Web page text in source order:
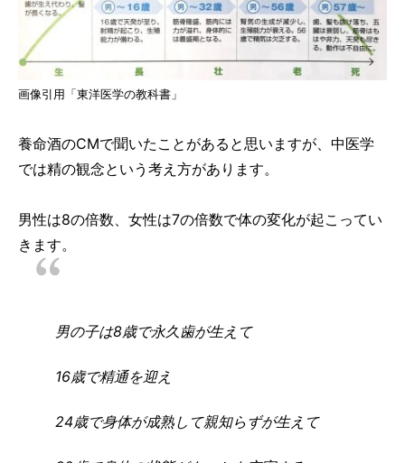
画像引用「東洋医学の教科書」
養命酒のCMで聞いたことがあると思いますが、中医学
では精の観念という考え方があります。
男性は8の倍数、女性は7の倍数で体の変化が起こってい
きます。
男の子は8歳で永久歯が生えて
16歳で精通を迎え
24歳で身体が成熟して親知らずが生えて